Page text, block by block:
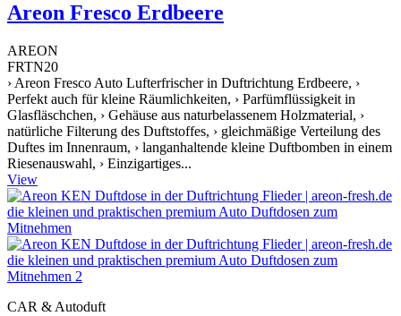
Areon Fresco Erdbeere
AREON
FRTN20
› Areon Fresco Auto Lufterfrischer in Duftrichtung Erdbeere, ›
Perfekt auch für kleine Räumlichkeiten, › Parfümflüssigkeit in
Glasfläschchen, › Gehäuse aus naturbelassenem Holzmaterial, ›
natürliche Filterung des Duftstoffes, › gleichmäßige Verteilung des
Duftes im Innenraum, › langanhaltende kleine Duftbomben in einem
Riesenauswahl, › Einzigartiges...
View
CAR & Autoduft